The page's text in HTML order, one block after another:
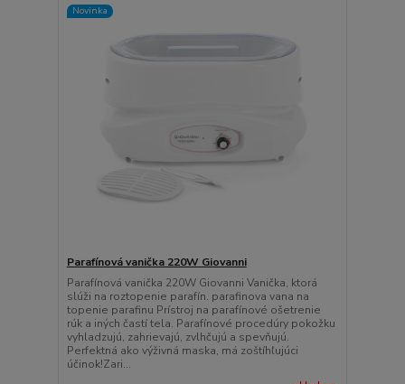
Novinka
Parafínová vanička 220W Giovanni
Parafínová vanička 220W Giovanni Vanička, ktorá
slúži na roztopenie parafín. parafinova vana na
topenie parafinu Prístroj na parafínové ošetrenie
rúk a iných častí tela. Parafínové procedúry pokožku
vyhladzujú, zahrievajú, zvlhčujú a spevňujú.
Perfektná ako výživná maska, má zoštíhľujúci
účinok!Zari...